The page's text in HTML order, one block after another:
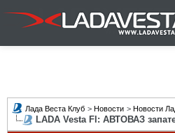
Лада Веста Клуб > Новости > Новости
LADA Vesta Fl: АВТОВАЗ